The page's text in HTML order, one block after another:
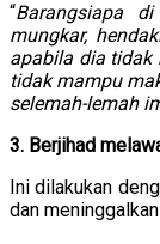
“Barangsiapa
mungkar,
apabila dia tidak
tidak mampu
selemah-lemah
3. Berjihad
Ini dilakukan
dan